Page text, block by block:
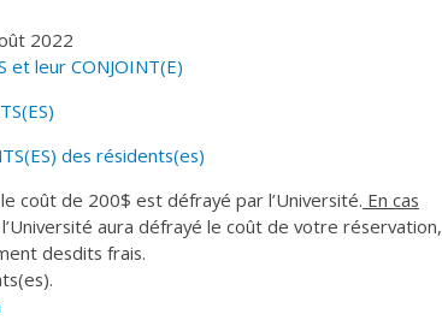
2022
et leur CONJOINT(E)
des résidents(es)
coût de 200$ est défrayé par l’Université. En cas
aura défrayé le coût de votre réservation,
desdits frais.